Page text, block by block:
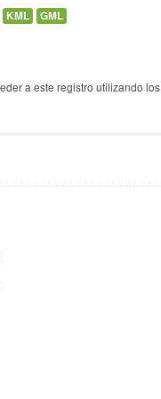
KML GML
a este registro utilizando los